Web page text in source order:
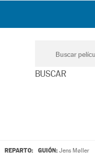
REPARTO: GUIÓN: Jens Møller